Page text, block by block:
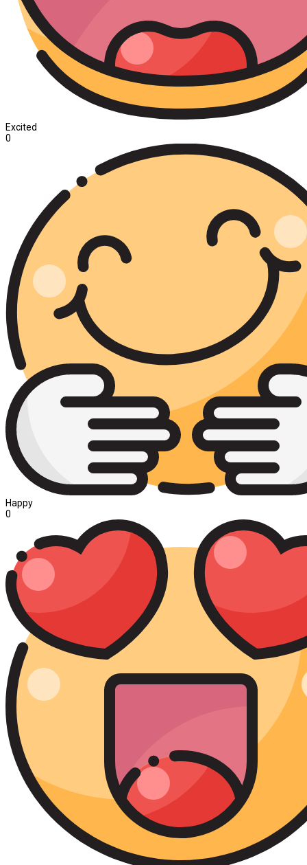
Excited
0
Happy
0